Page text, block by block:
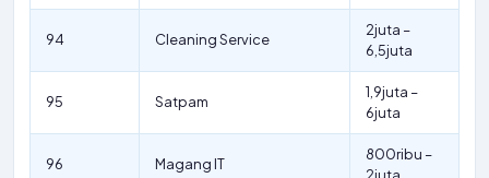
94 Cleaning Service
2juta –
6,5juta
95 Satpam
1,9juta –
6juta
96 Magang IT
800ribu –